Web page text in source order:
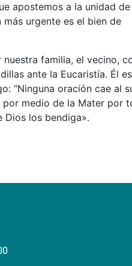
apostemos a la unidad de
urgente es el bien de
familia, el vecino,
ante la Eucaristía. Él
“Ninguna oración cae al
por medio de la Mater por
Dios los bendiga».